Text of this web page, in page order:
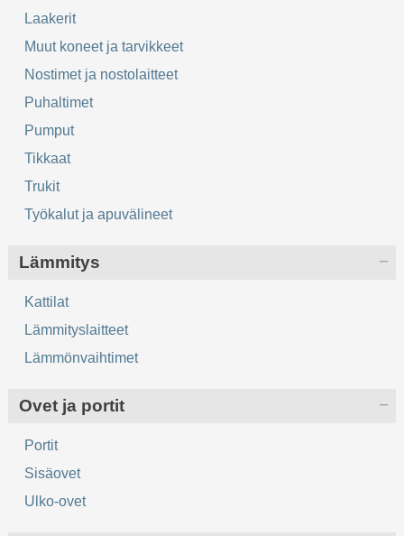
Laakerit
Muut koneet ja tarvikkeet
Nostimet ja nostolaitteet
Puhaltimet
Pumput
Tikkaat
Trukit
Työkalut ja apuvälineet
Lämmitys
Kattilat
Lämmityslaitteet
Lämmönvaihtimet
Ovet ja portit
Portit
Sisäovet
Ulko-ovet